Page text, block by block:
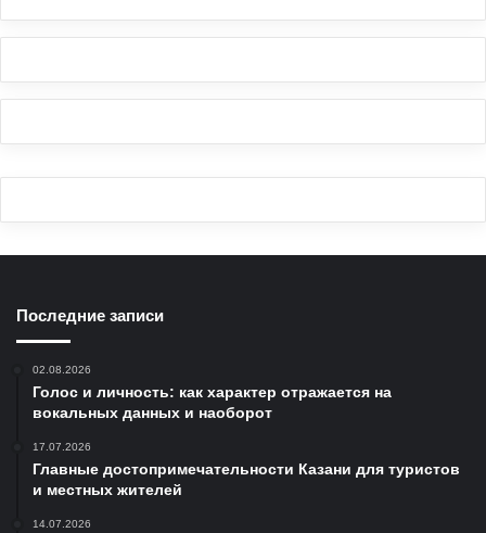
Последние записи
02.08.2026
Голос и личность: как характер отражается на
вокальных данных и наоборот
17.07.2026
Главные достопримечательности Казани для туристов
и местных жителей
14.07.2026